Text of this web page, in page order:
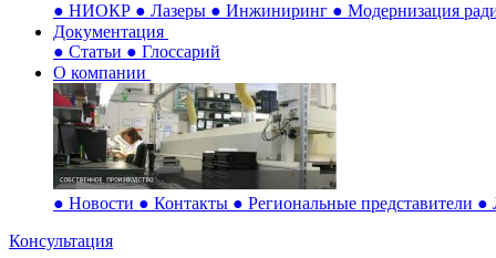
● НИОКР ● Лазеры ● Инжиниринг ● Модернизация
Документация
● Статьи ● Глоссарий
О компании
● Новости ● Контакты ● Региональные представители ●
Консультация